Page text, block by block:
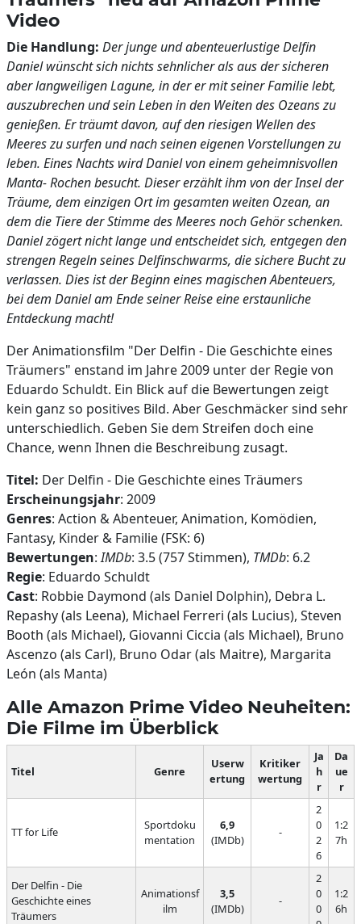
Video
Die Handlung: Der junge und abenteuerlustige Delfin
Daniel wünscht sich nichts sehnlicher als aus der sicheren
aber langweiligen Lagune, in der er mit seiner Familie lebt,
auszubrechen und sein Leben in den Weiten des Ozeans zu
genießen. Er träumt davon, auf den riesigen Wellen des
Meeres zu surfen und nach seinen eigenen Vorstellungen zu
leben. Eines Nachts wird Daniel von einem geheimnisvollen
Manta- Rochen besucht. Dieser erzählt ihm von der Insel der
Träume, dem einzigen Ort im gesamten weiten Ozean, an
dem die Tiere der Stimme des Meeres noch Gehör schenken.
Daniel zögert nicht lange und entscheidet sich, entgegen den
strengen Regeln seines Delfinschwarms, die sichere Bucht zu
verlassen. Dies ist der Beginn eines magischen Abenteuers,
bei dem Daniel am Ende seiner Reise eine erstaunliche
Entdeckung macht!
Der Animationsfilm "Der Delfin - Die Geschichte eines
Träumers" enstand im Jahre 2009 unter der Regie von
Eduardo Schuldt. Ein Blick auf die Bewertungen zeigt
kein ganz so positives Bild. Aber Geschmäcker sind sehr
unterschiedlich. Geben Sie dem Streifen doch eine
Chance, wenn Ihnen die Beschreibung zusagt.
Titel: Der Delfin - Die Geschichte eines Träumers
Erscheinungsjahr: 2009
Genres: Action & Abenteuer, Animation, Komödien,
Fantasy, Kinder & Familie (FSK: 6)
Bewertungen:IMDb: 3.5 (757 Stimmen), TMDb: 6.2
Regie: Eduardo Schuldt
Cast: Robbie Daymond (als Daniel Dolphin), Debra L.
Repashy (als Leena), Michael Ferreri (als Lucius), Steven
Booth (als Michael), Giovanni Ciccia (als Michael), Bruno
Ascenzo (als Carl), Bruno Odar (als Maitre), Margarita
León (als Manta)
Alle Amazon Prime Video Neuheiten:
Die Filme im Überblick
Titel Genre
Userw
ertung
Kritiker
wertung
Ja
h
r
Da
ue
r
TT for Life
Sportdoku
mentation
6,9
(IMDb)
-
2
0
2
6
1:2
7h
Der Delfin - Die
Geschichte eines
Träumers
Animationsf
ilm
3,5
(IMDb)
-
2
0
0
1:2
6h